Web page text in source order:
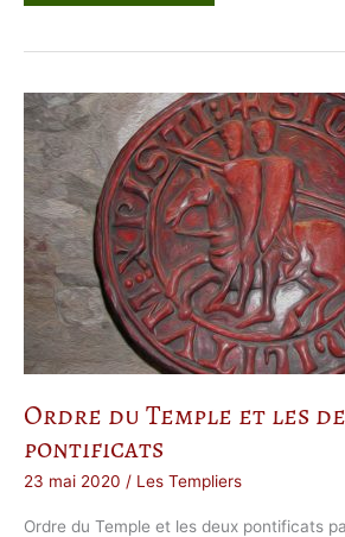
l
i
e
r
s
e
t
l
e
s
A
s
s
a
s
s
i
n
s
Ordre du Temple et les
pontificats
23 mai 2020 / Les Templiers
Ordre du Temple et les deux pontificats